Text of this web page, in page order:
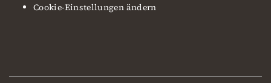
Cookie-Einstellungen ändern